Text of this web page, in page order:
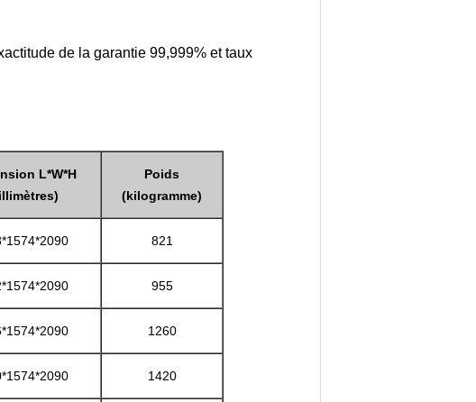
de la garantie 99,999% et taux
L*W*H
Poids
(kilogramme)
821
955
1260
1420